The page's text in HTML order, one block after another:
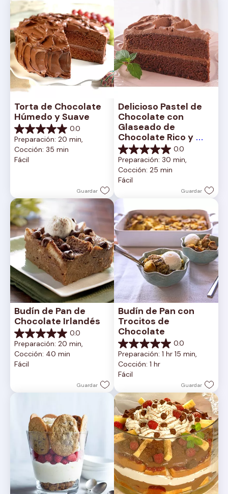
Torta de Chocolate
Húmedo y Suave
0.0
0.0
de
5
estrellas.
Preparación: 20 min,
Cocción: 35 min
Fácil
Guardar
Delicioso Pastel de
Chocolate con
Glaseado de
Chocolate Rico y
Cremoso
0.0
0.0
de
5
estrellas.
Preparación: 30 min,
Cocción: 25 min
Fácil
Guardar
Budín de Pan de
Chocolate Irlandés
0.0
0.0
de
5
estrellas.
Preparación: 20 min,
Cocción: 40 min
Fácil
Guardar
Budín de Pan con
Trocitos de
Chocolate
0.0
0.0
de
5
estrellas.
Preparación: 1 hr 15 min,
Cocción: 1 hr
Fácil
Guardar